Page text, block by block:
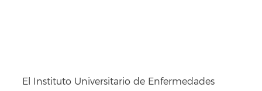
El Instituto Universitario de Enfermedades